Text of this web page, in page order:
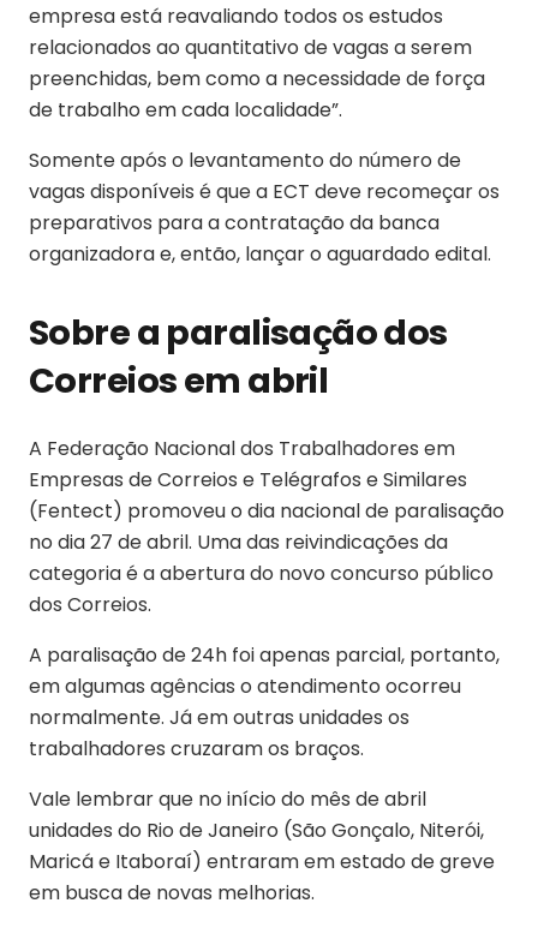
empresa está reavaliando todos os estudos
relacionados ao quantitativo de vagas a serem
preenchidas, bem como a necessidade de força
de trabalho em cada localidade”.
Somente após o levantamento do número de
vagas disponíveis é que a ECT deve recomeçar os
preparativos para a contratação da banca
organizadora e, então, lançar o aguardado edital.
Sobre a paralisação dos
Correios em abril
A Federação Nacional dos Trabalhadores em
Empresas de Correios e Telégrafos e Similares
(Fentect) promoveu o dia nacional de paralisação
no dia 27 de abril. Uma das reivindicações da
categoria é a abertura do novo concurso público
dos Correios.
A paralisação de 24h foi apenas parcial, portanto,
em algumas agências o atendimento ocorreu
normalmente. Já em outras unidades os
trabalhadores cruzaram os braços.
Vale lembrar que no início do mês de abril
unidades do Rio de Janeiro (São Gonçalo, Niterói,
Maricá e Itaboraí) entraram em estado de greve
em busca de novas melhorias.